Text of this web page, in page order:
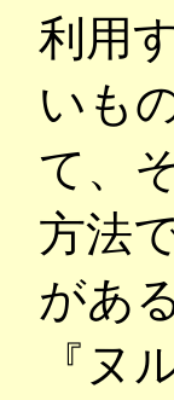
利用
いも
て、
方法
があ
『ヌ